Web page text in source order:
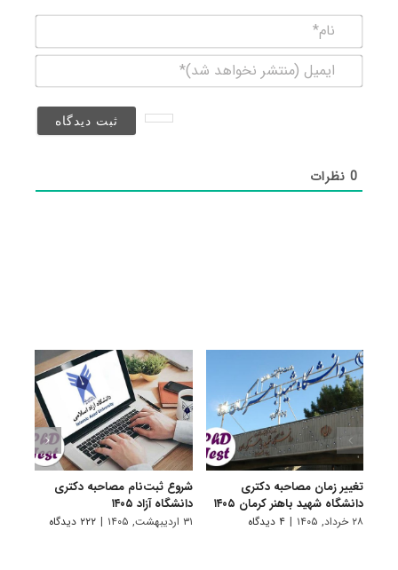
(منتشر
0نظرات
تغییر زمان مصاحبه دکتری
دانشگاه شهید باهنر کرمان ۱۴۰۵
۲۸ خرداد, ۱۴۰۵ | ۴ دیدگاه
شروع ثبت‌نام مصاحبه دکتری
دانشگاه آزاد ۱۴۰۵
۳۱ اردیبهشت, ۱۴۰۵ | ۲۲۲ دیدگاه